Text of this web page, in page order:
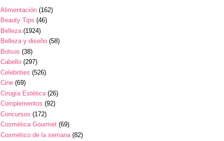
Alimentación (162)
Beauty Tips (46)
Belleza (1924)
Belleza y diseño (58)
Bolsos (38)
Cabello (297)
Celebrities (526)
Cine (69)
Cirugía Estética (26)
Complementos (92)
Concursos (172)
Cosmética Gourmet (69)
Cosmético de la semana (82)